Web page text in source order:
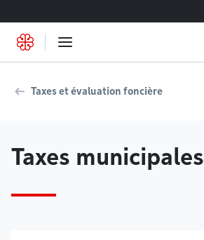
Taxes et évaluation foncière
Taxes municipales